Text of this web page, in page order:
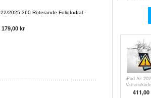
2025 360 Roterande Foliofodral -
179,00 kr
Kompatibelt
(2022),
(2022),
iPad Air
Vattenskade
Reparation